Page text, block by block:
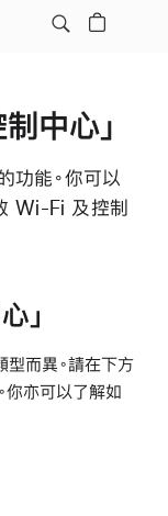
中心」
功能。你可以
Wi-Fi 及控制
」
型而異。請在下方
你亦可以了解如